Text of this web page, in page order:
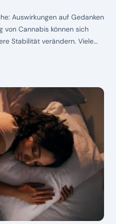
Auswirkungen auf Gedanken
von Cannabis können sich
Stabilität verändern. Viele
begrenzt. Der
Entzug und